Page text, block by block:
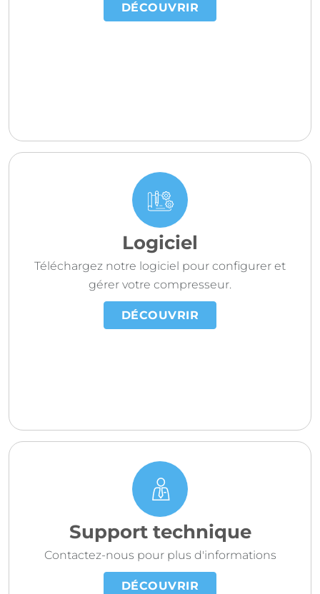
DÉCOUVRIR
Logiciel
Téléchargez notre logiciel pour configurer et
gérer votre compresseur.
DÉCOUVRIR
Support technique
Contactez-nous pour plus d'informations
DÉCOUVRIR